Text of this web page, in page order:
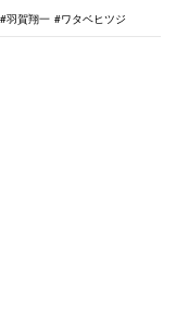
羽賀翔一 ワタベヒツジ